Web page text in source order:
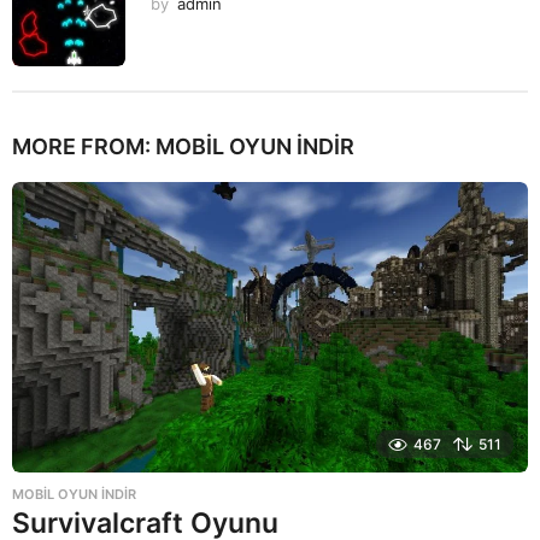
MORE FROM: MOBIL OYUN INDIR
467 511
MOBIL OYUN INDIR
Survivalcraft Oyunu